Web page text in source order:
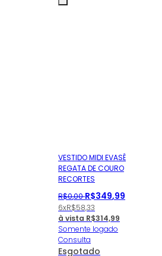
VESTIDO MIDI EVASÊ
REGATA DE COURO
RECORTES
R$0,00 R$349,99
6xR$58,33
à vista R$314,99
Somente logado
Consulta
Esgotado